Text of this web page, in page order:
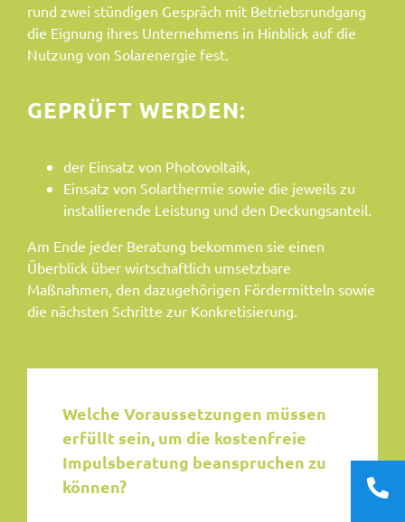
rund zwei stündigen Gespräch mit Betriebsrundgang
die Eignung ihres Unternehmens in Hinblick auf die
Nutzung von Solarenergie fest.
GEPRÜFT WERDEN:
der Einsatz von Photovoltaik,
Einsatz von Solarthermie sowie die jeweils zu
installierende Leistung und den Deckungsanteil.
Am Ende jeder Beratung bekommen sie einen
Überblick über wirtschaftlich umsetzbare
Maßnahmen, den dazugehörigen Fördermitteln sowie
die nächsten Schritte zur Konkretisierung.
Welche Voraussetzungen müssen
erfüllt sein, um die kostenfreie
Impulsberatung beanspruchen zu
können?